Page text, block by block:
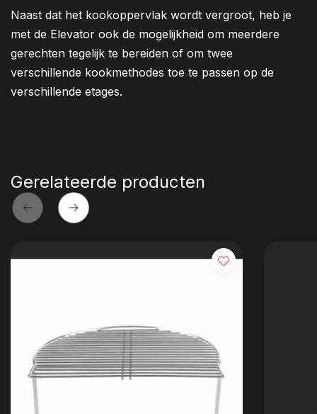
Naast dat het kookoppervlak wordt vergroot, heb je
met de Elevator ook de mogelijkheid om meerdere
gerechten tegelijk te bereiden of om twee
verschillende kookmethodes toe te passen op de
verschillende etages.
Gerelateerde producten